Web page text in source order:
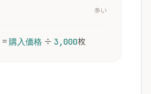
多い
=購入価格 ÷ 3,000枚